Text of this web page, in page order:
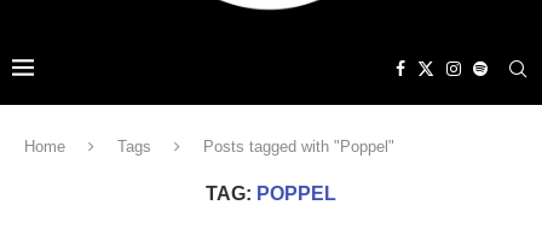
Home Tags Posts tagged with "Poppel"
TAG: POPPEL